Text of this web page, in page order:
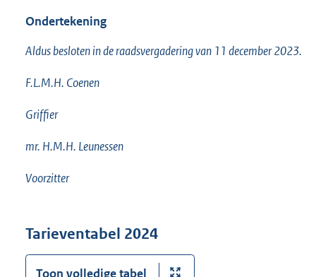
Ondertekening
Aldus besloten in de raadsvergadering van 11 december 2023.
F.L.M.H. Coenen
Griffier
mr. H.M.H. Leunessen
Voorzitter
Tarieventabel 2024
Toon volledige tabel